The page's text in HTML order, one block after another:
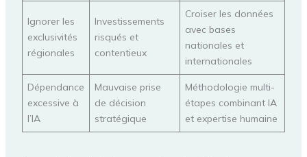
Ignorer les
exclusivités
régionales
Investissements
risqués et
contentieux
Croiser les données
avec bases
nationales et
internationales
Dépendance
excessive à
l’IA
Mauvaise prise
de décision
stratégique
Méthodologie multi-
étapes combinant IA
et expertise humaine